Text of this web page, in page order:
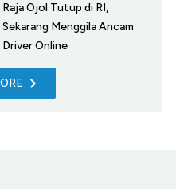
Raja Ojol Tutup di RI,
Sekarang Menggila Ancam
Driver Online